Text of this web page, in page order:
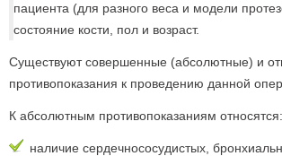
пациента (для разного веса и модели
состояние кости, пол и возраст.
Существуют совершенные (абсолютные) и
противопоказания к проведению данной
К абсолютным противопоказаниям относятся:
наличие сердечнососудистых,